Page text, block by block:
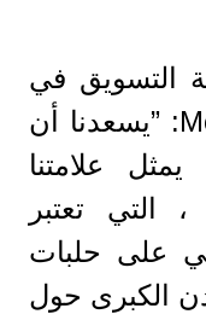
التسويق في
شركة Mercedes-Benz AG: ”يسعدنا أن
نرى فريق Formula E يمثل علامتنا
التجارية، Mercedes-EQ ، التي تعتبر
على حلبات
الكبرى حول